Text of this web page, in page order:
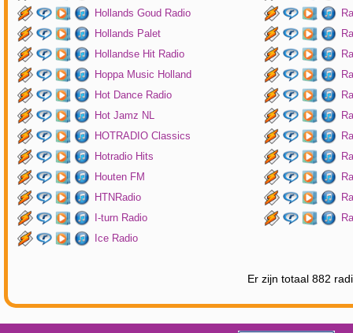
Hollands Goud Radio
Hollands Palet
Hollandse Hit Radio
Hoppa Music Holland
Hot Dance Radio
Hot Jamz NL
HOTRADIO Classics
Hotradio Hits
Houten FM
HTNRadio
I-turn Radio
Ice Radio
Er zijn totaal 882